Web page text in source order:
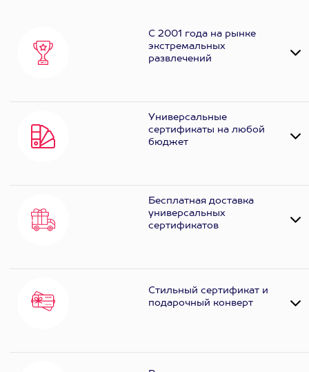
С 2001 года на рынке
экстремальных
развлечений
Универсальные
сертификаты на любой
бюджет
Бесплатная доставка
универсальных
сертификатов
Стильный сертификат и
подарочный конверт